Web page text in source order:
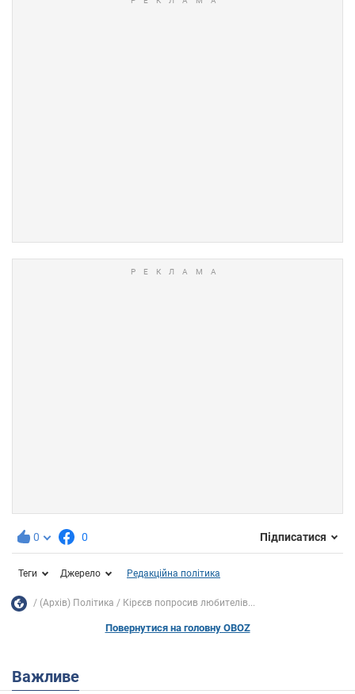
0 0 Підписатися
Теги Джерело Редакційна політика
(Архів) Політика Кірєєв попросив любителів...
Повернутися на головну OBOZ
Важливе